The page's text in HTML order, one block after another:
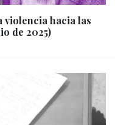
violencia hacia las
de 2025)